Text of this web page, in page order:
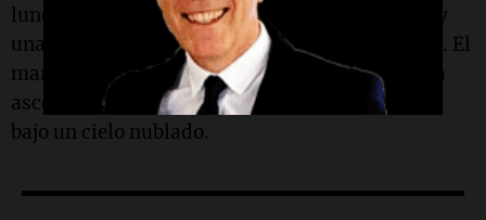
lunes 15 de junio, se espera una mínima de 10° y
una máxima de 13°, también con lluvias ligeras. El
martes 16 de junio, las temperaturas volverán a
ascender, con mínimas de 7° y máximas de 18°,
bajo un cielo nublado.